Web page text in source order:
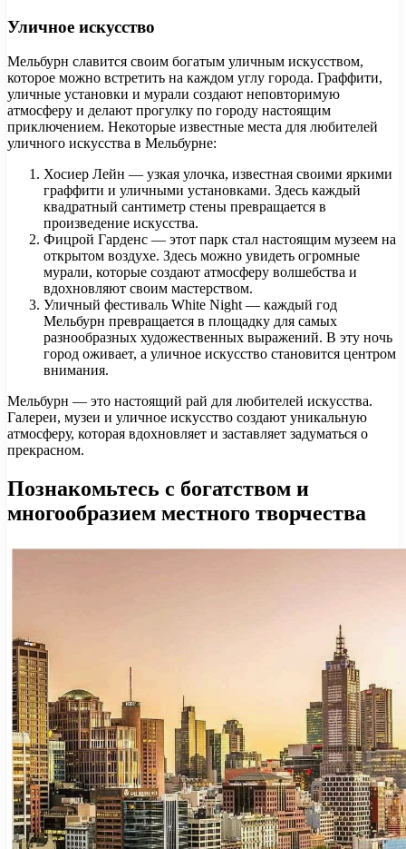
Уличное искусство
Мельбурн славится своим богатым уличным искусством,
которое можно встретить на каждом углу города. Граффити,
уличные установки и мурали создают неповторимую
атмосферу и делают прогулку по городу настоящим
приключением. Некоторые известные места для любителей
уличного искусства в Мельбурне:
Хосиер Лейн — узкая улочка, известная своими яркими
граффити и уличными установками. Здесь каждый
квадратный сантиметр стены превращается в
произведение искусства.
Фицрой Гарденс — этот парк стал настоящим музеем на
открытом воздухе. Здесь можно увидеть огромные
мурали, которые создают атмосферу волшебства и
вдохновляют своим мастерством.
Уличный фестиваль White Night — каждый год
Мельбурн превращается в площадку для самых
разнообразных художественных выражений. В эту ночь
город оживает, а уличное искусство становится центром
внимания.
Мельбурн — это настоящий рай для любителей искусства.
Галереи, музеи и уличное искусство создают уникальную
атмосферу, которая вдохновляет и заставляет задуматься о
прекрасном.
Познакомьтесь с богатством и
многообразием местного творчества